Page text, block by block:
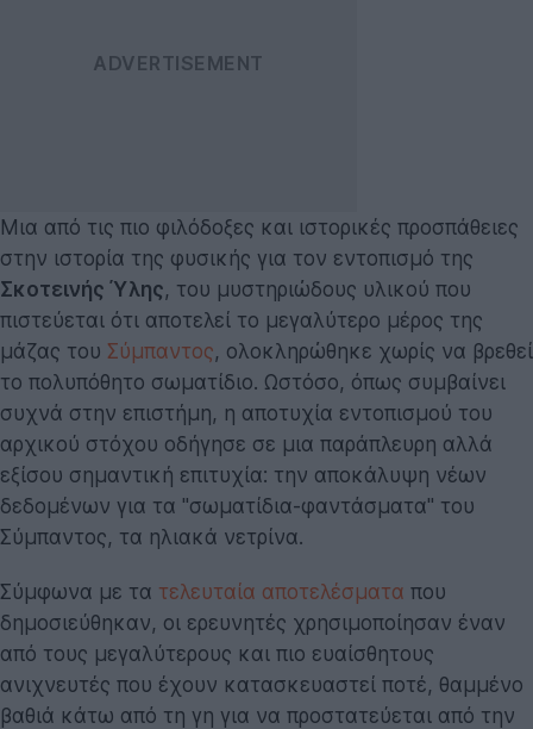
Μια από τις πιο φιλόδοξες και ιστορικές προσπάθειες
στην ιστορία της φυσικής για τον εντοπισμό της
Σκοτεινής Ύλης, του μυστηριώδους υλικού που
πιστεύεται ότι αποτελεί το μεγαλύτερο μέρος της
μάζας του Σύμπαντος, ολοκληρώθηκε χωρίς να βρεθεί
το πολυπόθητο σωματίδιο. Ωστόσο, όπως συμβαίνει
συχνά στην επιστήμη, η αποτυχία εντοπισμού του
αρχικού στόχου οδήγησε σε μια παράπλευρη αλλά
εξίσου σημαντική επιτυχία: την αποκάλυψη νέων
δεδομένων για τα "σωματίδια-φαντάσματα" του
Σύμπαντος, τα ηλιακά νετρίνα.
Σύμφωνα με τα τελευταία αποτελέσματα που
δημοσιεύθηκαν, οι ερευνητές χρησιμοποίησαν έναν
από τους μεγαλύτερους και πιο ευαίσθητους
ανιχνευτές που έχουν κατασκευαστεί ποτέ, θαμμένο
βαθιά κάτω από τη γη για να προστατεύεται από την